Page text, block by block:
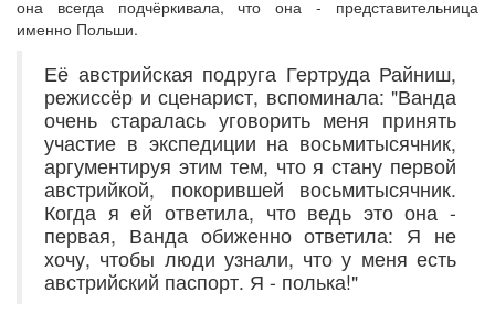
она всегда подчёркивала, что она - представительница
именно Польши.
Её австрийская подруга Гертруда Райниш,
режиссёр и сценарист, вспоминала: "Ванда
очень старалась уговорить меня принять
участие в экспедиции на восьмитысячник,
аргументируя этим тем, что я стану первой
австрийкой, покорившей восьмитысячник.
Когда я ей ответила, что ведь это она -
первая, Ванда обиженно ответила: Я не
хочу, чтобы люди узнали, что у меня есть
австрийский паспорт. Я - полька!"